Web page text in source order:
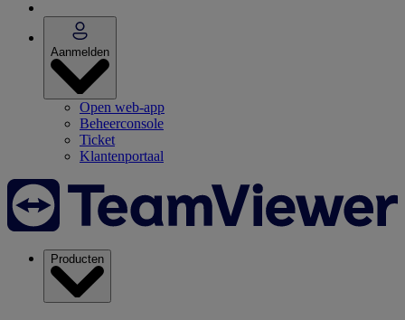
Aanmelden
Open web-app
Beheerconsole
Ticket
Klantenportaal
Producten